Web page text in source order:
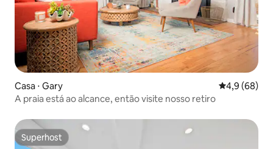
Casa ⋅ Gary 4,9 de uma
4,9 (68)
A praia está ao alcance, então visite nosso retiro
Superhost
Superhost